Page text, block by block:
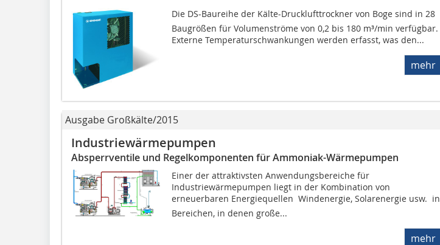
Die DS-Baureihe der Kälte-Drucklufttrockner von Boge sind in 28
Baugrößen für Volumenströme von 0,2 bis 180 m³/min verfügbar.
Externe Temperaturschwankungen werden erfasst, was den...
mehr
Ausgabe Großkälte/2015
Industriewärmepumpen
Absperrventile und Regelkomponenten für Ammoniak-Wärmepumpen
Einer der attraktivsten Anwendungsbereiche für
Industriewärmepumpen liegt in der Kombination von
erneuerbaren Energiequellen  Windenergie, Solarenergie usw.  in
Bereichen, in denen große...
mehr